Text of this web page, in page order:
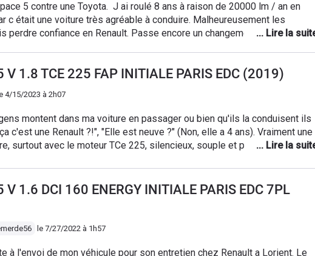
on a l'impression de passer sa vie à la pompe environ 600/700 km pour
super 98 .
5 contre une Toyota. J ai roulé 8 ans à raison de 20000 lm / an en
c était une voiture très agréable à conduire. Malheureusement les
perdre confiance en Renault. Passe encore un changement de moteur à
n est plus possible. PS : je n ai jamais compris la logique des porte-gobelets avant 🤔
V 1.8 TCE 225 FAP INITIALE PARIS EDC (2019)
4/15/2023 à 2h07
montent dans ma voiture en passager ou bien qu'ils la conduisent ils
c'est une Renault ?!", "Elle est neuve ?" (Non, elle a 4 ans). Vraiment une
surtout avec le moteur TCe 225, silencieux, souple et puissant. Pour
trop violent. La consommation reste raisonnable, autour de 8-9L/100km
intérieure fait vraiment haut de gamme, lumineuse et classe. On
bien pour les longs trajets et on n'a jamais mal au dos. J'adore le
"Confort", "Neutre" ou "Sport" permet de jouer avec la voiture selon son
topologie de la route.
V 1.6 DCI 160 ENERGY INITIALE PARIS EDC 7PL
le 7/27/2022 à 1h57
à l'envoi de mon véhicule pour son entretien chez Renault a Lorient. Le